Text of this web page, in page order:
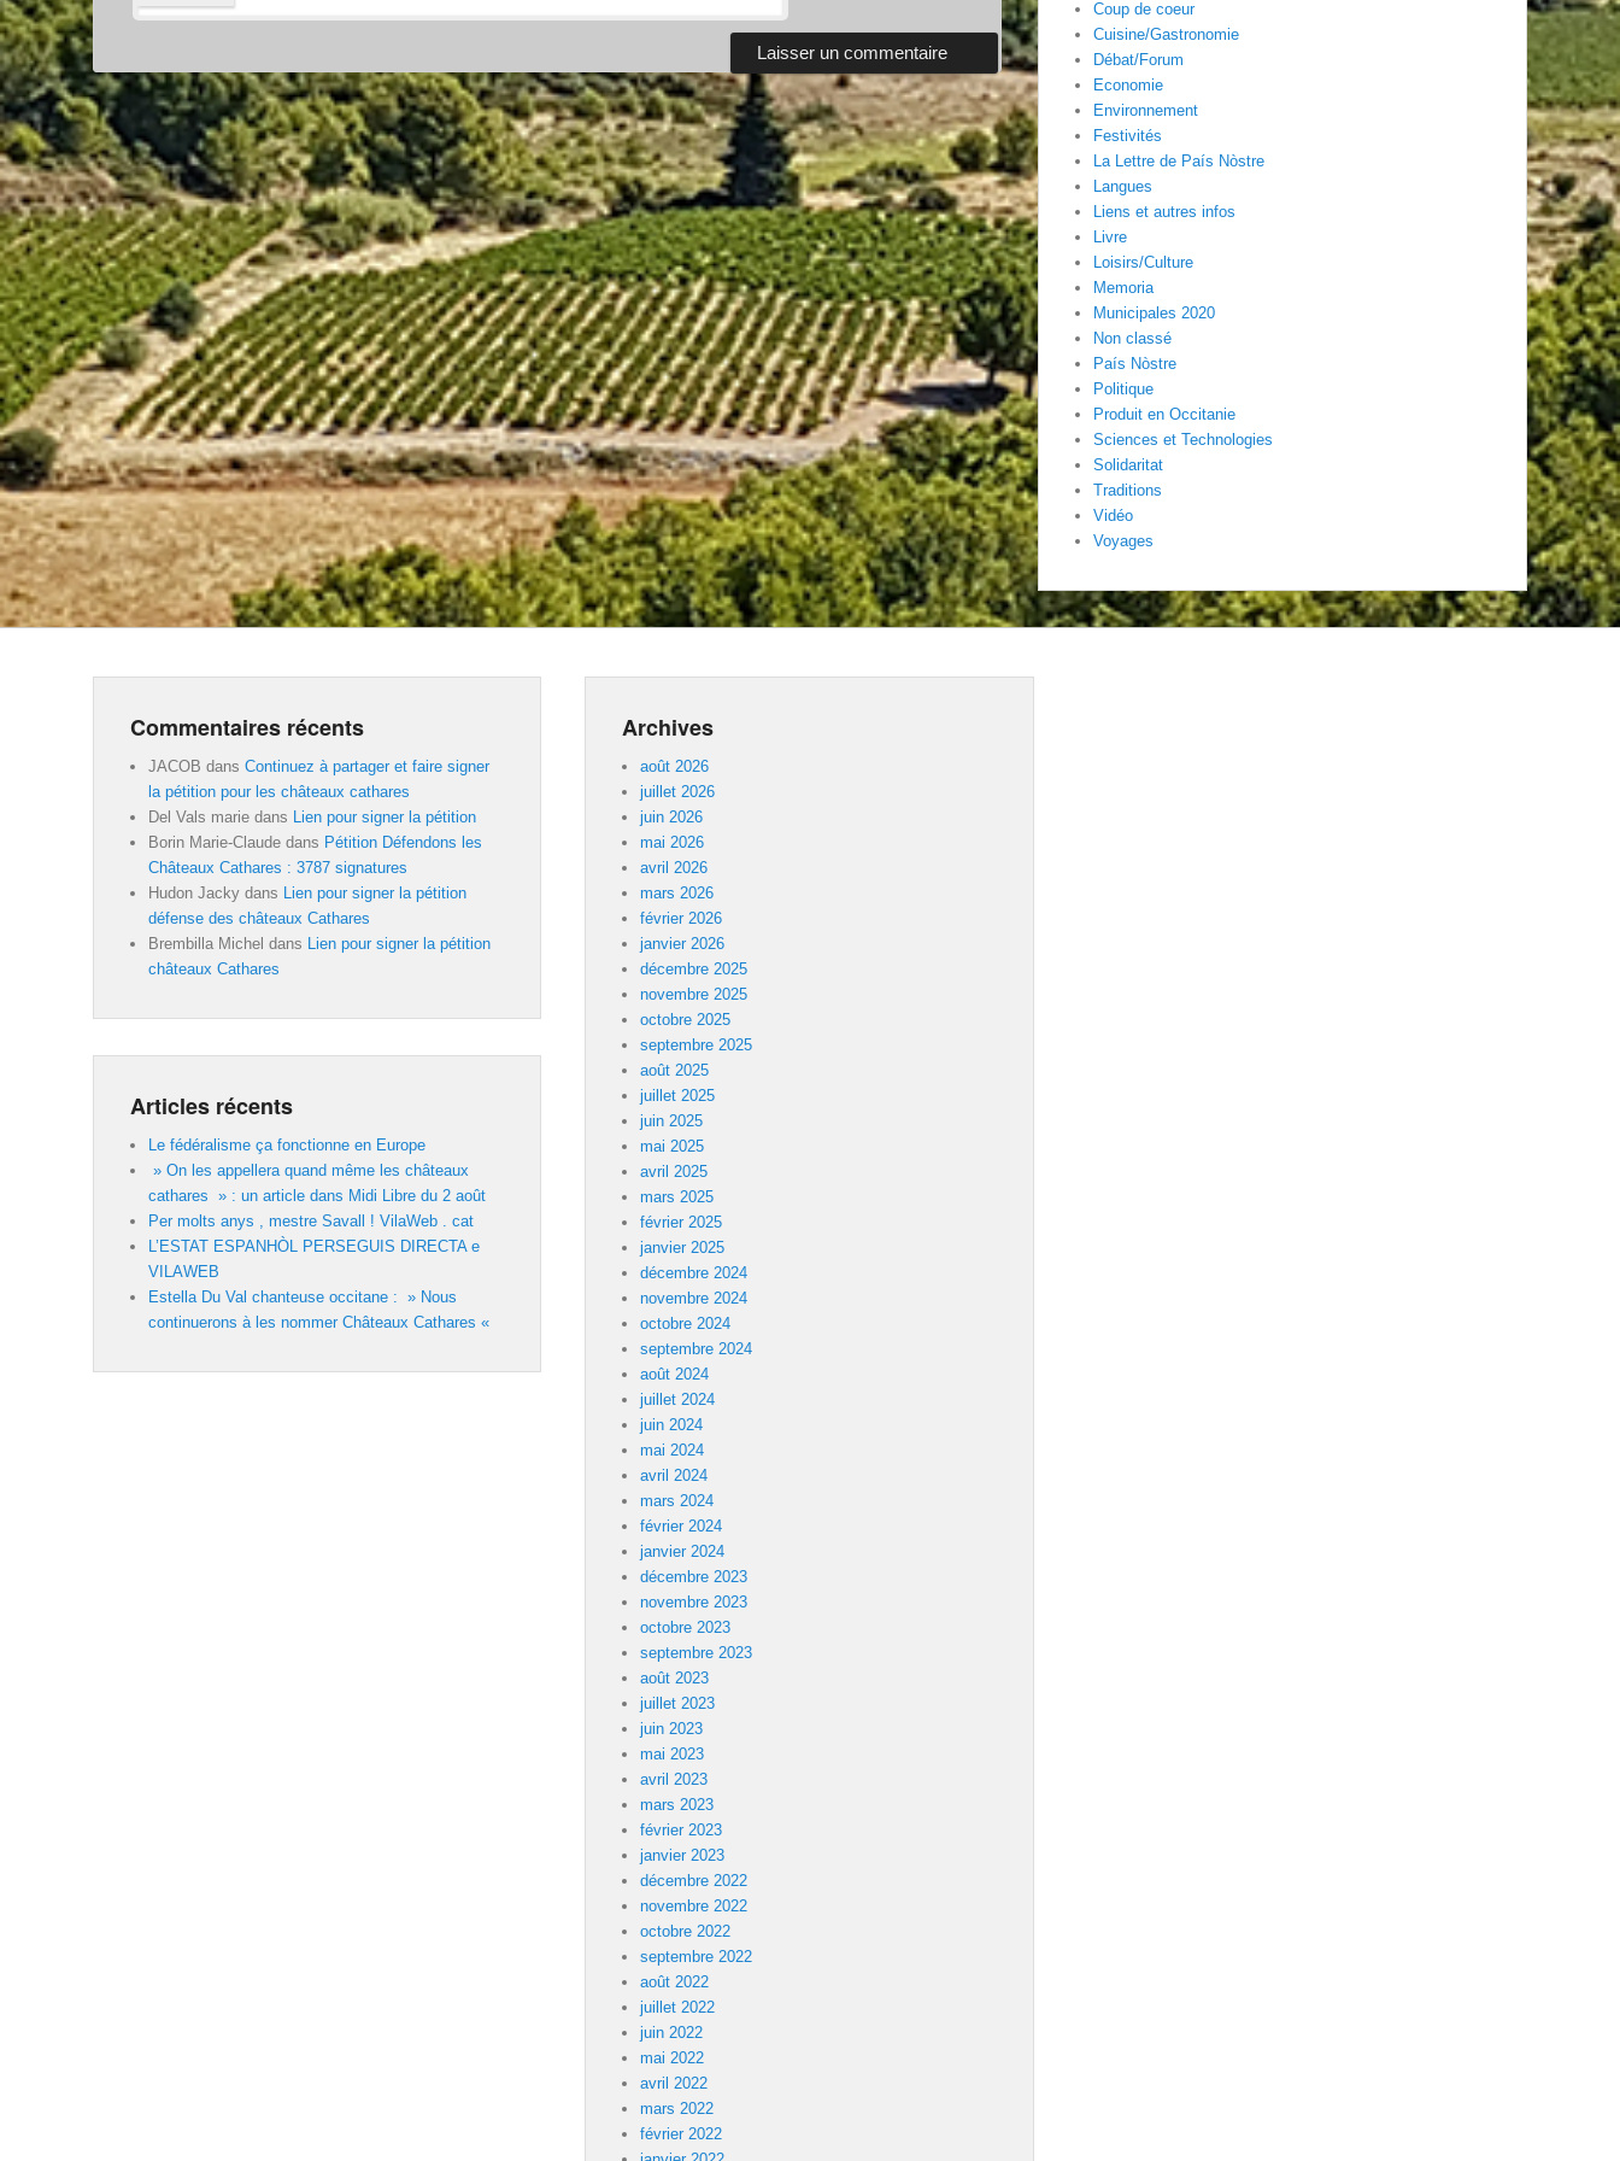
Coup de coeur
Cuisine/Gastronomie
Débat/Forum
Economie
Environnement
Festivités
La Lettre de País Nòstre
Langues
Liens et autres infos
Livre
Loisirs/Culture
Memoria
Municipales 2020
Non classé
País Nòstre
Politique
Produit en Occitanie
Sciences et Technologies
Solidaritat
Traditions
Vidéo
Voyages
Commentaires récents
JACOB dans Continuez à partager et faire signer
la pétition pour les châteaux cathares
Del Vals marie dans
Lien pour signer la pétition
Borin Marie-Claude dans Pétition Défendons les
Châteaux Cathares : 3787 signatures
Hudon Jacky dans
Lien pour signer la pétition
défense des châteaux Cathares
Brembilla Michel dans
Lien pour signer la pétition
châteaux Cathares
Articles récents
Le fédéralisme ça fonctionne en Europe
» On les appellera quand même les châteaux
cathares » : un article dans Midi Libre du 2 août
Per molts anys , mestre Savall ! VilaWeb . cat
L’ESTAT ESPANHÒL PERSEGUIS DIRECTA e
VILAWEB
Estella Du Val chanteuse occitane : » Nous
continuerons à les nommer Châteaux Cathares «
Archives
août 2026
juillet 2026
juin 2026
mai 2026
avril 2026
mars 2026
février 2026
janvier 2026
décembre 2025
novembre 2025
octobre 2025
septembre 2025
août 2025
juillet 2025
juin 2025
mai 2025
avril 2025
mars 2025
février 2025
janvier 2025
décembre 2024
novembre 2024
octobre 2024
septembre 2024
août 2024
juillet 2024
juin 2024
mai 2024
avril 2024
mars 2024
février 2024
janvier 2024
décembre 2023
novembre 2023
octobre 2023
septembre 2023
août 2023
juillet 2023
juin 2023
mai 2023
avril 2023
mars 2023
février 2023
janvier 2023
décembre 2022
novembre 2022
octobre 2022
septembre 2022
août 2022
juillet 2022
juin 2022
mai 2022
avril 2022
mars 2022
février 2022